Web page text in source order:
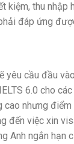
kiệm, thu
đáp ứng
cầu đầu
6.0 cho
nhưng
đến việc xin
Anh ngắn hạn